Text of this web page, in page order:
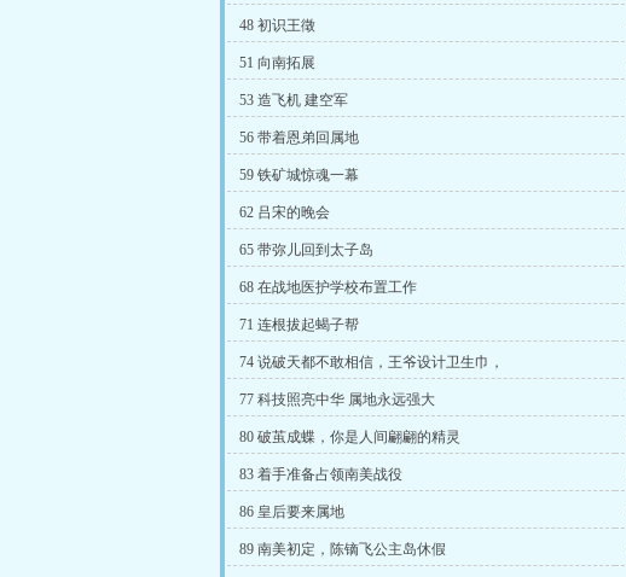
48 初识王徵
51 向南拓展
53 造飞机 建空军
56 带着恩弟回属地
59 铁矿城惊魂一幕
62 吕宋的晚会
65 带弥儿回到太子岛
68 在战地医护学校布置工作
71 连根拔起蝎子帮
74 说破天都不敢相信，王爷设计卫生巾，
77 科技照亮中华 属地永远强大
80 破茧成蝶，你是人间翩翩的精灵
83 着手准备占领南美战役
86 皇后要来属地
89 南美初定，陈镝飞公主岛休假